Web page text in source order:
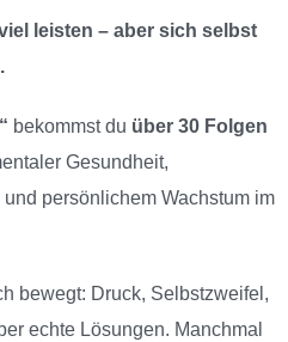
leisten – aber sich selbst
bekommst du über 30 Folgen
Gesundheit,
persönlichem Wachstum im
bewegt: Druck, Selbstzweifel,
echte Lösungen. Manchmal